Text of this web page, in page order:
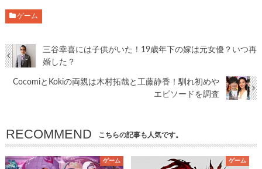
ゲーム
三谷幸喜には子供がいた！19歳年下の嫁は元女優？いつ再
婚した？
CocomiとKokiの両親は木村拓哉と工藤静香！馴れ初めや
エピソードを調査
RECOMMEND こちらの記事も人気です。
ゲーム ゲーム